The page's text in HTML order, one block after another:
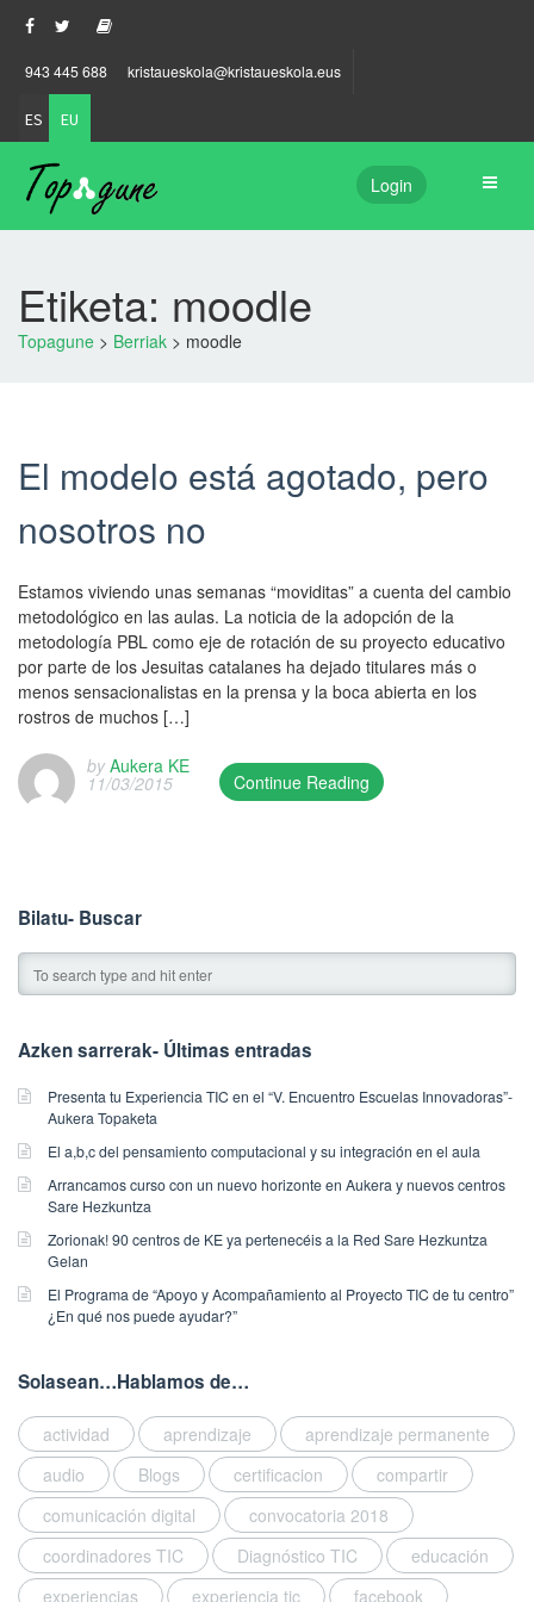
943 445 688 kristaueskola@kristaueskola.eus
ES EU
Login
Etiketa: moodle
Topagune > Berriak > moodle
El modelo está agotado, pero
nosotros no
Estamos viviendo unas semanas “moviditas” a cuenta del cambio
metodológico en las aulas. La noticia de la adopción de la
metodología PBL como eje de rotación de su proyecto educativo
por parte de los Jesuitas catalanes ha dejado titulares más o
menos sensacionalistas en la prensa y la boca abierta en los
rostros de muchos […]
T
e
n
t
a
p
b
l
s
e
d
1
/
0
3
/
2
0
1
by Aukera KE
11/03/2015 Continue Reading
Bilatu- Buscar
Azken sarrerak- Últimas entradas
Presenta tu Experiencia TIC en el “V. Encuentro Escuelas Innovadoras”-
Aukera Topaketa
El a,b,c del pensamiento computacional y su integración en el aula
Arrancamos curso con un nuevo horizonte en Aukera y nuevos centros
Sare Hezkuntza
Zorionak! 90 centros de KE ya pertenecéis a la Red Sare Hezkuntza
Gelan
El Programa de “Apoyo y Acompañamiento al Proyecto TIC de tu centro”
¿En qué nos puede ayudar?”
Solasean…Hablamos de…
actividad aprendizaje
aprendizaje permanente
audio
Blogs certificacion
compartir
comunicación digital
convocatoria 2018
coordinadores TIC
Diagnóstico TIC
educación
experiencias
experiencia tic
facebook